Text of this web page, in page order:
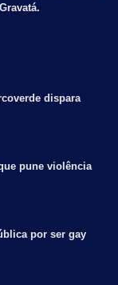
dispara
pune violência
por ser gay